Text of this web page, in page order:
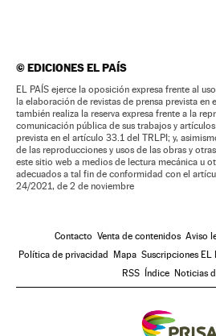
©EDICIONES EL PAÍS
EL PAÍS ejerce la oposición expresa frente al
la elaboración de revistas de prensa prevista en
también realiza la reserva expresa frente a la
comunicación pública de sus trabajos y
prevista en el artículo 33.1 del TRLPI; y,
de las reproducciones y usos de las obras y
este sitio web a medios de lectura mecánica u
adecuados a tal fin de conformidad con el
24/2021, de 2 de noviembre
Contacto Venta de contenidos Aviso
Política de privacidad Mapa Suscripciones EL
RSS Índice Noticias